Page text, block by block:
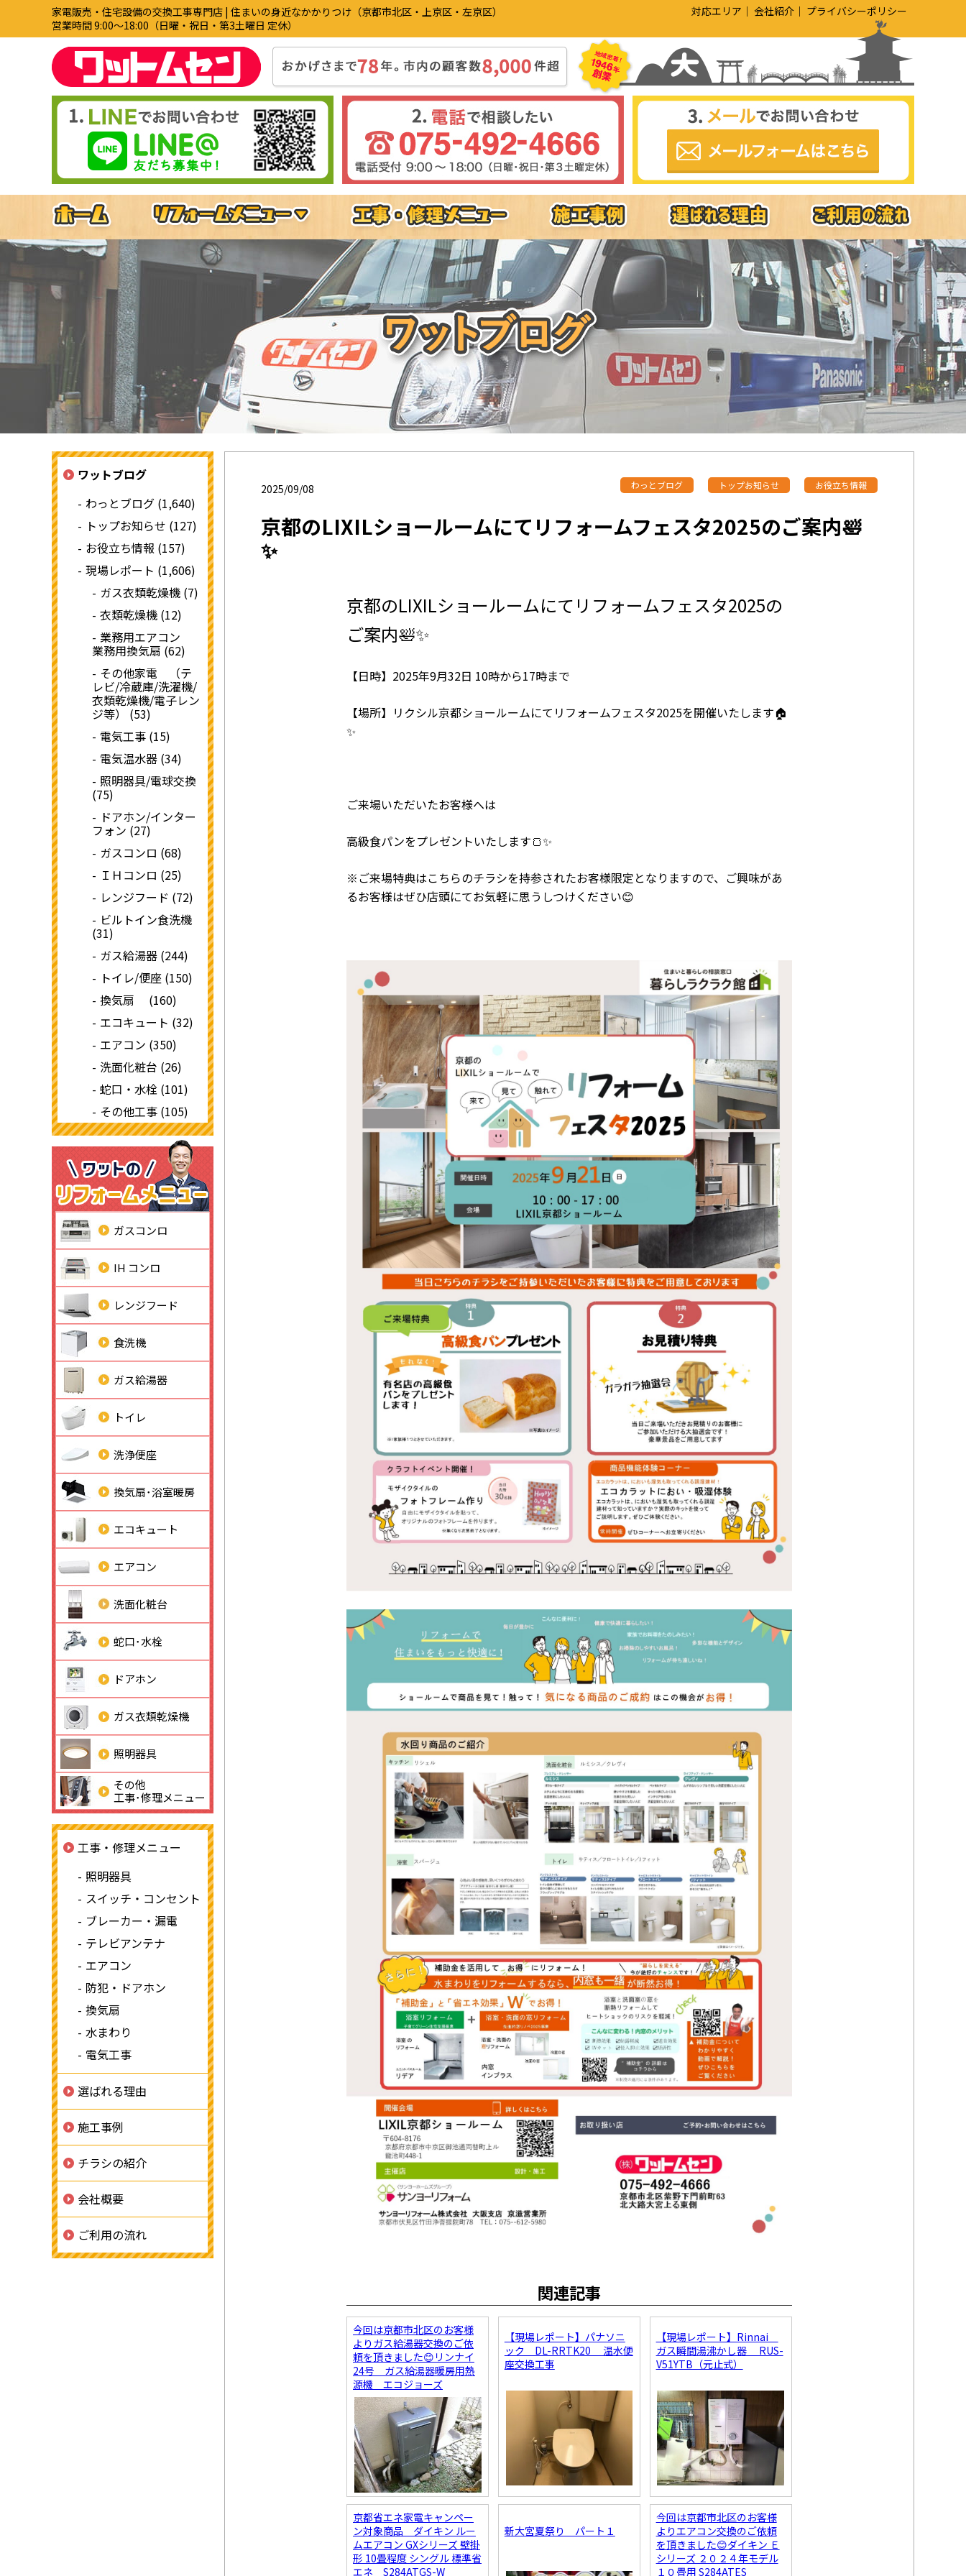
家電販売・住宅設備の交換工事専門店 | 住まいの身近なかかりつけ（京都市北区・上京区・左京区）
営業時間 9:00〜18:00（日曜・祝日・第3土曜日 定休）
対応エリア 会社紹介 プライバシーポリシー
2025/09/08 わっとブログ トップお知らせ お役立ち情報
京都のLIXILショールームにてリフォームフェスタ2025のご案内🛀
✨
京都のLIXILショールームにてリフォームフェスタ2025の
ご案内🛀✨
【日時】2025年9月32日 10時から17時まで
【場所】リクシル京都ショールームにてリフォームフェスタ2025を開催いたします🏠
✨
ご来場いただいたお客様へは
高級食パンをプレゼントいたします🍞✨
※ご来場特典はこちらのチラシを持参されたお客様限定となりますので、ご興味があ
るお客様はぜひ店頭にてお気軽に思うしつけください😊
関連記事
今回は京都市北区のお客様
よりガス給湯器交換のご依
頼を頂きました😊リンナイ
24号 ガス給湯器暖房用熱
源機 エコジョーズ
【現場レポート】パナソニ
ック DL-RRTK20 温水便
座交換工事
【現場レポート】Rinnai
ガス瞬間湯沸かし器 RUS-
V51YTB（元止式）
京都省エネ家電キャンペー
ン対象商品 ダイキン ルー
ムエアコン GXシリーズ 壁掛
形 10畳程度 シングル 標準省
エネ S284ATGS-W
新大宮夏祭り パート１
今回は京都市北区のお客様
よりエアコン交換のご依頼
を頂きました😊ダイキン Ｅ
シリーズ ２０２４年モデル
１０畳用 S284ATES
ワットブログ
わっとブログ (1,640)
トップお知らせ (127)
お役立ち情報 (157)
現場レポート (1,606)
ガス衣類乾燥機 (7)
衣類乾燥機 (12)
業務用エアコン
業務用換気扇 (62)
その他家電 （テ
レビ/冷蔵庫/洗濯機/
衣類乾燥機/電子レン
ジ等） (53)
電気工事 (15)
電気温水器 (34)
照明器具/電球交換
(75)
ドアホン/インター
フォン (27)
ガスコンロ (68)
ＩＨコンロ (25)
レンジフード (72)
ビルトイン食洗機
(31)
ガス給湯器 (244)
トイレ/便座 (150)
換気扇 (160)
エコキュート (32)
エアコン (350)
洗面化粧台 (26)
蛇口・水栓 (101)
その他工事 (105)
ガスコンロ
IH コンロ
レンジフード
食洗機
ガス給湯器
トイレ
洗浄便座
換気扇･浴室暖房
エコキュート
エアコン
洗面化粧台
蛇口･水栓
ドアホン
ガス衣類乾燥機
照明器具
その他
工事･修理メニュー
工事・修理メニュー
照明器具
スイッチ・コンセント
ブレーカー・漏電
テレビアンテナ
エアコン
防犯・ドアホン
換気扇
水まわり
電気工事
選ばれる理由
施工事例
チラシの紹介
会社概要
ご利用の流れ